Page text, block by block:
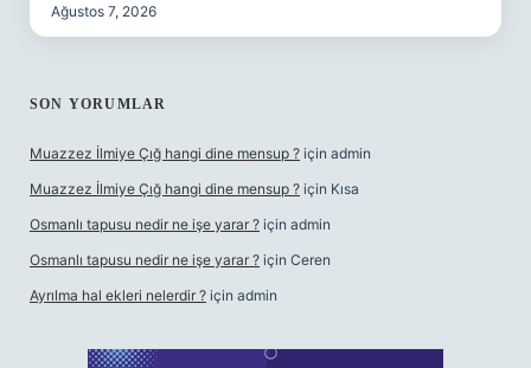
Ağustos 7, 2026
SON YORUMLAR
Muazzez İlmiye Çığ hangi dine mensup ? için admin
Muazzez İlmiye Çığ hangi dine mensup ? için Kısa
Osmanlı tapusu nedir ne işe yarar ? için admin
Osmanlı tapusu nedir ne işe yarar ? için Ceren
Ayrılma hal ekleri nelerdir ? için admin